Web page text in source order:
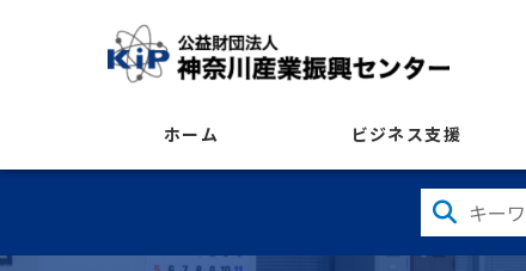
ホーム ビジネス支援